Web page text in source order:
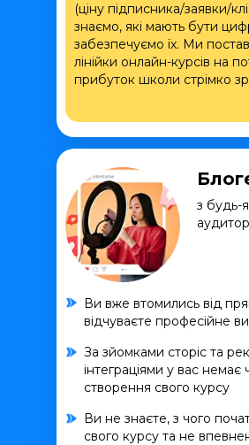
(ціну підписника/заявки/
знаємо, які мають бути
забезпечуємо їх. Ми
лінійки онлайн-курсів на
прибуток школи стрімко
з будь-
Ви вже втомились від
відчуваєте професійне
За зйомками сторіс та
інтеграціями у вас немає
створення свого курсу
Ви не знаєте, з чого
свого курсу та не